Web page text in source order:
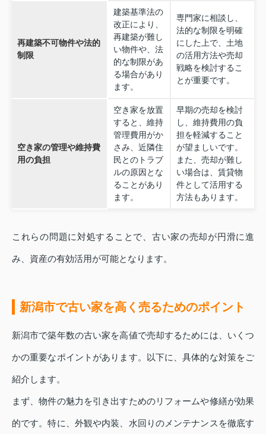
再建築不可物件や法的
制限
建築基準法の
改正により、
再建築が難し
い物件や、法
的な制限があ
る場合があり
ます。
専門家に相談し、
法的な制限を明確
にした上で、土地
の活用方法や売却
戦略を検討するこ
とが重要です。
空き家の管理や維持費
用の負担
空き家を放置
すると、維持
管理費用がか
さみ、近隣住
民とのトラブ
ルの原因とな
ることがあり
ます。
早期の売却を検討
し、維持費用の負
担を軽減すること
が望ましいです。
また、売却が難し
い場合は、賃貸物
件として活用する
方法もあります。
これらの問題に対処することで、古い家の売却が円滑に進
み、資産の有効活用が可能となります。
新潟市で古い家を高く売るためのポイント
新潟市で築年数の古い家を高値で売却するためには、いくつ
かの重要なポイントがあります。以下に、具体的な対策をご
紹介します。
まず、物件の魅力を引き出すためのリフォームや修繕が効果
的です。特に、外観や内装、水回りのメンテナンスを徹底す